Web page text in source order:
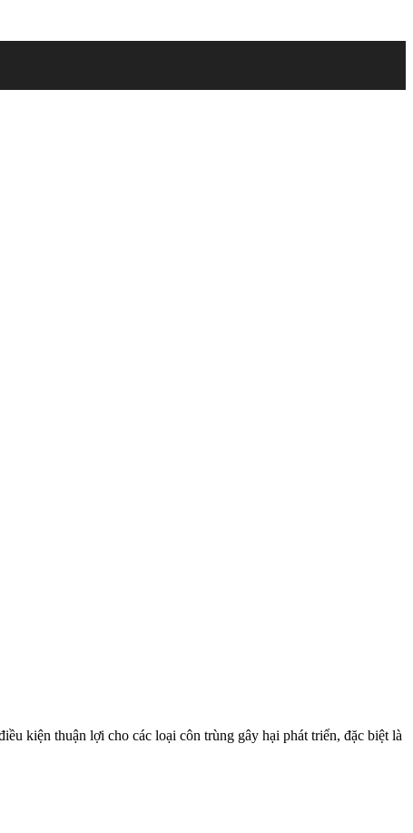
kiện thuận lợi cho các loại côn trùng gây hại phát triển, đặc biệt là